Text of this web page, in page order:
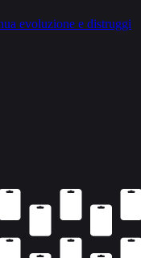
evoluzione e distruggi